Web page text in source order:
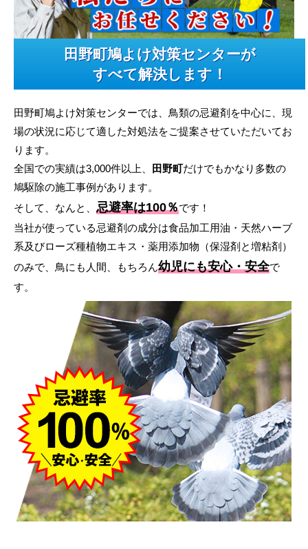
田野町鳩よけ対策センターが
すべて解決します！
田野町鳩よけ対策センターでは、鳥類の忌避剤を中心に、現
場の状況に応じて適した対処法をご提案させていただいてお
ります。
全国での実績は3,000件以上、
田野町だけでもかなり多数の
鳩駆除の施工事例があります。
そして、なんと、 忌避率は100％です！
当社が使っている忌避剤の成分は食品加工用油・天然ハーブ
系及びローズ種植物エキス・薬用添加物（保湿剤と増粘剤）
のみで、鳥にも人間、もちろん幼児にも安心・安全で
す。